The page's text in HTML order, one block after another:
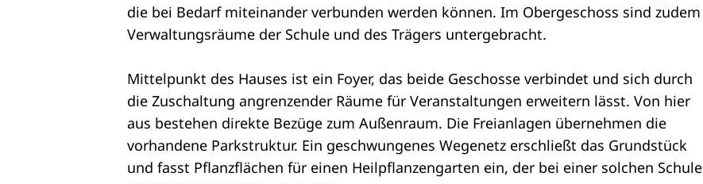
die bei Bedarf miteinander verbunden werden können. Im Obergeschoss sind zudem
Verwaltungsräume der Schule und des Trägers untergebracht.
Mittelpunkt des Hauses ist ein Foyer, das beide Geschosse verbindet und sich durch
die Zuschaltung angrenzender Räume für Veranstaltungen erweitern lässt. Von hier
aus bestehen direkte Bezüge zum Außenraum. Die Freianlagen übernehmen die
vorhandene Parkstruktur. Ein geschwungenes Wegenetz erschließt das Grundstück
und fasst Pflanzflächen für einen Heilpflanzengarten ein, der bei einer solchen Schule